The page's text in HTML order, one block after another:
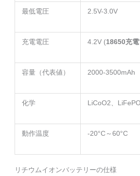
最低電圧 2.5V-3.0V
充電電圧 4.2V (18650充
容量（代表値） 2000-3500mAh
化学 LiCoO2、
動作温度 -20°C～60°C
リチウムイオンバッテリーの仕様